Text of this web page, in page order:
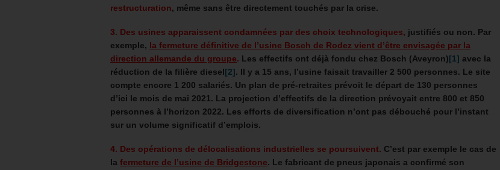
restructuration, même sans être directement touchés par la crise.
3. Des usines apparaissent condamnées par des choix technologiques, justifiés ou non. Par
exemple, la fermeture définitive de l’usine Bosch de Rodez vient d’être envisagée par la
direction allemande du groupe. Les effectifs ont déjà fondu chez Bosch (Aveyron)[1] avec la
réduction de la filière diesel[2]. Il y a 15 ans, l’usine faisait travailler 2 500 personnes. Le site
compte encore 1 200 salariés. Un plan de pré-retraites prévoit le départ de 130 personnes
d’ici le mois de mai 2021. La projection d’effectifs de la direction prévoyait entre 800 et 850
personnes à l’horizon 2022. Les efforts de diversification n’ont pas débouché pour l’instant
sur un volume significatif d’emplois.
4. Des opérations de délocalisations industrielles se poursuivent. C’est par exemple le cas de
la fermeture de l’usine de Bridgestone. Le fabricant de pneus japonais a confirmé son